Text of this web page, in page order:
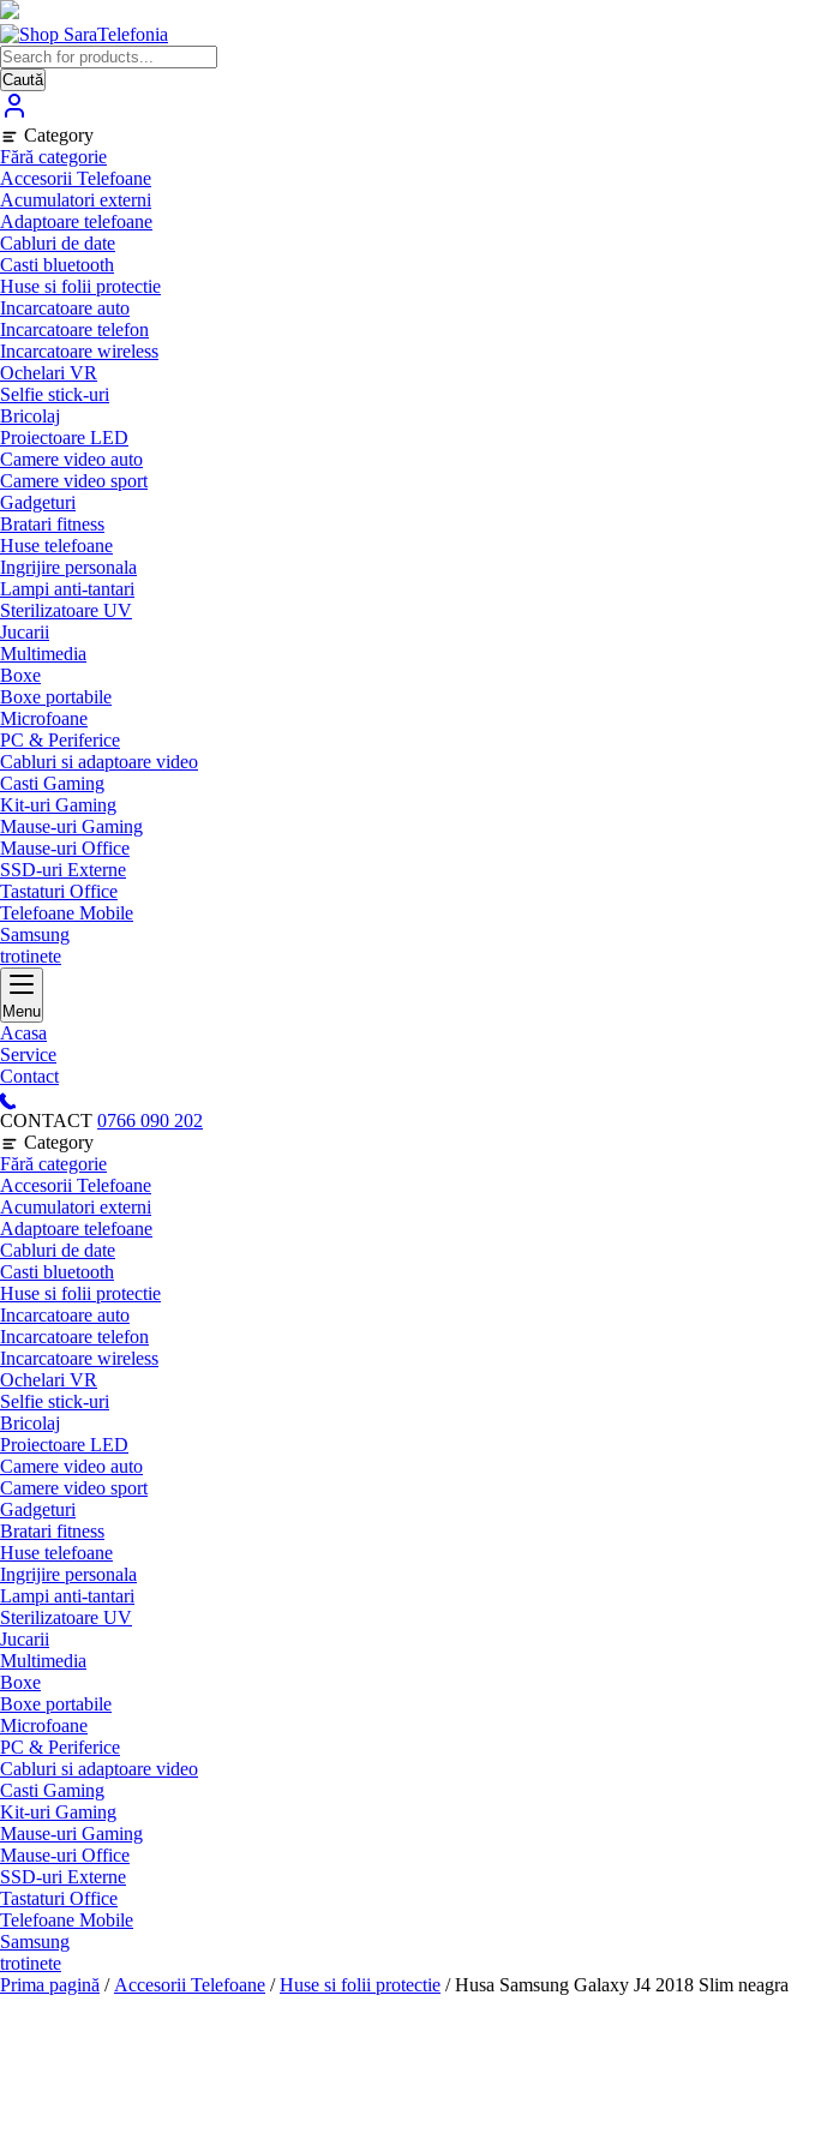
Skip
to
content
Caută
Category
Fără categorie
Accesorii Telefoane
Acumulatori externi
Adaptoare telefoane
Cabluri de date
Casti bluetooth
Huse si folii protectie
Incarcatoare auto
Incarcatoare telefon
Incarcatoare wireless
Ochelari VR
Selfie stick-uri
Bricolaj
Proiectoare LED
Camere video auto
Camere video sport
Gadgeturi
Bratari fitness
Huse telefoane
Ingrijire personala
Lampi anti-tantari
Sterilizatoare UV
Jucarii
Multimedia
Boxe
Boxe portabile
Microfoane
PC & Periferice
Cabluri si adaptoare video
Casti Gaming
Kit-uri Gaming
Mause-uri Gaming
Mause-uri Office
SSD-uri Externe
Tastaturi Office
Telefoane Mobile
Samsung
trotinete
Menu
Acasa
Service
Contact
CONTACT 0766 090 202
Category
Fără categorie
Accesorii Telefoane
Acumulatori externi
Adaptoare telefoane
Cabluri de date
Casti bluetooth
Huse si folii protectie
Incarcatoare auto
Incarcatoare telefon
Incarcatoare wireless
Ochelari VR
Selfie stick-uri
Bricolaj
Proiectoare LED
Camere video auto
Camere video sport
Gadgeturi
Bratari fitness
Huse telefoane
Ingrijire personala
Lampi anti-tantari
Sterilizatoare UV
Jucarii
Multimedia
Boxe
Boxe portabile
Microfoane
PC & Periferice
Cabluri si adaptoare video
Casti Gaming
Kit-uri Gaming
Mause-uri Gaming
Mause-uri Office
SSD-uri Externe
Tastaturi Office
Telefoane Mobile
Samsung
trotinete
Prima pagină / Accesorii Telefoane /Huse si folii protectie / Husa Samsung Galaxy J4 2018 Slim neagra